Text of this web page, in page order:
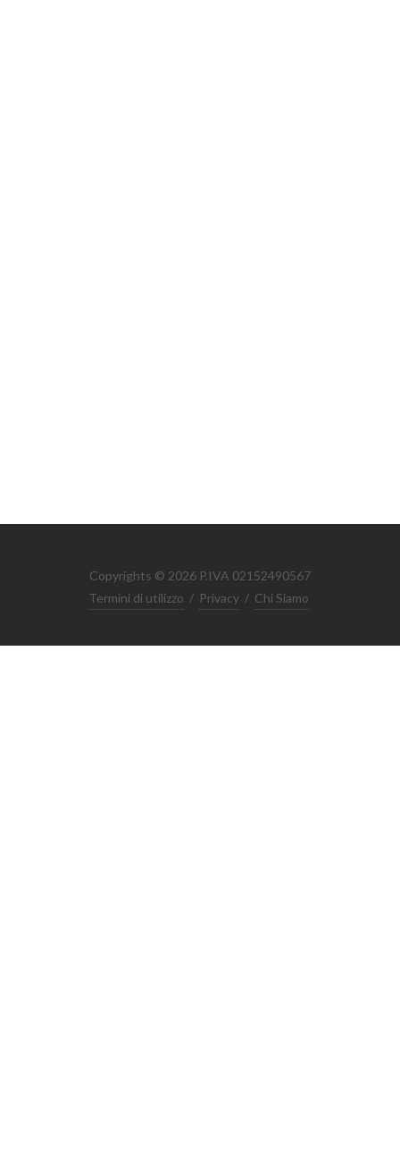
Copyrights © 2026 P.IVA 02152490567
Termini di utilizzo / Privacy / Chi Siamo